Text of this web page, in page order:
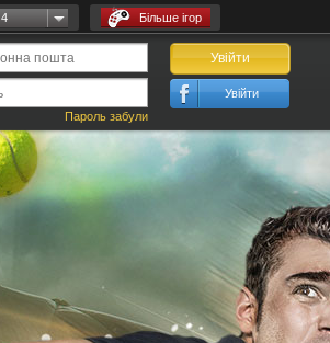
Більше ігор
Пароль забули
Увійти
Увійти